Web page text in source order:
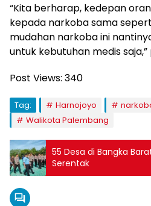
“Kita berharap, kedepan
kepada narkoba sama
mudahan narkoba ini
untuk kebutuhan medis
Post Views: 340
Tag: Harnojoyo
Walikota Palembang
55 Desa di Bangka
Serentak